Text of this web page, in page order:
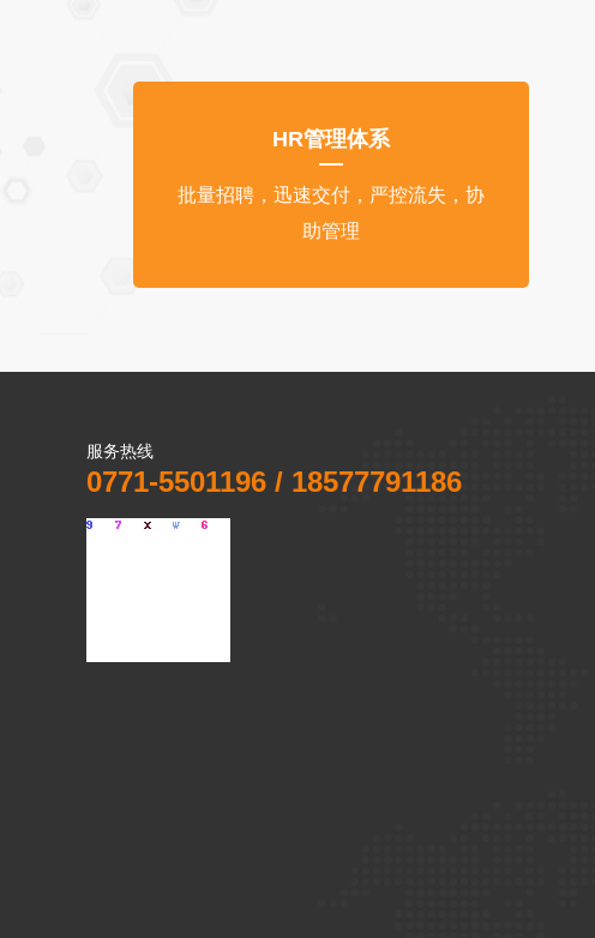
HR管理体系
批量招聘，迅速交付，严控流失，协
助管理
服务热线
0771-5501196 / 18577791186